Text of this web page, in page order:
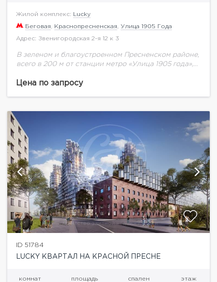
Жилой комплекс: Lucky
Беговая Краснопресненская Улица 1905 Года
Адрес: Звенигородская 2-я 12 к 3
В зеленом и благоустроенном Пресненском районе,
всего в 200 м от станции метро «Улица 1905 года»,
застройки – жилой квартал Lucky, не имеющий...
Цена по запросу
ID 51784
LUCKY КВАРТАЛ НА КРАСНОЙ ПРЕСНЕ
комнат площадь спален этаж